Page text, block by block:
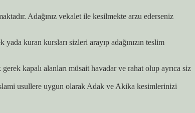
Adağınız vekalet ile kesilmekte arzu ederseniz
kuran kursları sizleri arayıp adağınızın teslim
kapalı alanları müsait havadar ve rahat olup ayrıca siz
usullere uygun olarak Adak ve Akika kesimlerinizi